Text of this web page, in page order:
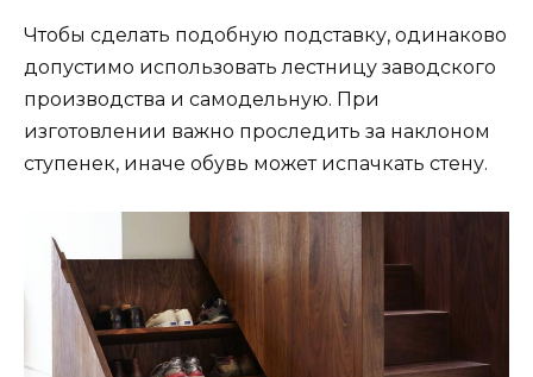
Чтобы сделать подобную подставку, одинаково
допустимо использовать лестницу заводского
производства и самодельную. При
изготовлении важно проследить за наклоном
ступенек, иначе обувь может испачкать стену.